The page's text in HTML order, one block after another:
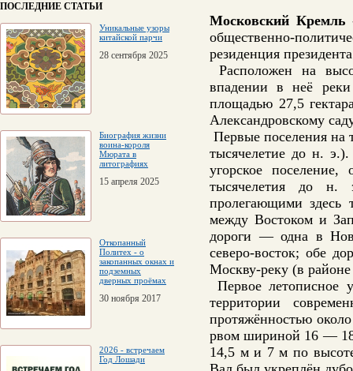
ПОСЛЕДНИЕ СТАТЬИ
Уникальные узоры
китайской парчи
28 сентября 2025
Биография жизни
воина-короля
Мюрата в
литографиях
15 апреля 2025
Откопанный
Политех - о
закопанных окнах и
подземных
дверных проёмах
30 ноября 2017
2026 - встречаем
Год Лошади
Московский Кремль
общественно-
резиденция
Расположен на
впадении в неё
площадью 27,5
Александровскому
Первые поселения на
тысячелетие до н.
угорское
тысячелетия до н.
пролегающими здесь
между Востоком и
дороги — одна в
северо-восток; обе
Москву-реку (в
Первое летописное
территории
протяжённостью
рвом шириной 16 — 18
14,5 м и 7 м по